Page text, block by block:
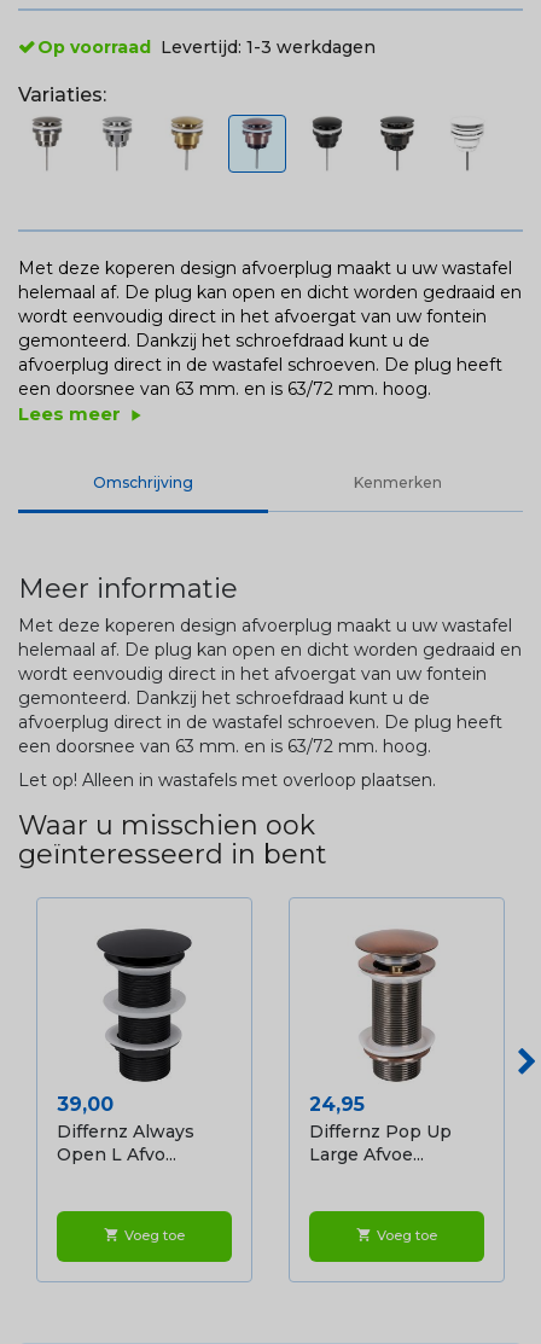
Op voorraad Levertijd: 1-3 werkdagen
Variaties:
Met deze koperen design afvoerplug maakt u uw wastafel
helemaal af. De plug kan open en dicht worden gedraaid en
wordt eenvoudig direct in het afvoergat van uw fontein
gemonteerd. Dankzij het schroefdraad kunt u de
afvoerplug direct in de wastafel schroeven. De plug heeft
een doorsnee van 63 mm. en is 63/72 mm. hoog.
Lees meer play_arrow
Omschrijving Kenmerken
Meer informatie
Met deze koperen design afvoerplug maakt u uw wastafel
helemaal af. De plug kan open en dicht worden gedraaid en
wordt eenvoudig direct in het afvoergat van uw fontein
gemonteerd. Dankzij het schroefdraad kunt u de
afvoerplug direct in de wastafel schroeven. De plug heeft
een doorsnee van 63 mm. en is 63/72 mm. hoog.
Let op! Alleen in wastafels met overloop plaatsen.
Waar u misschien ook
geïnteresseerd in bent
Prijs
39,00
Differnz Always
Open L Afvo...
shopping_cart Voeg toe
Prijs
24,95
Differnz Pop Up
Large Afvoe...
shopping_cart Voeg toe